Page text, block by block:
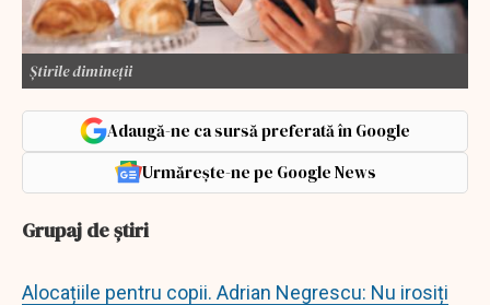
Știrile dimineții
Adaugă-ne ca sursă preferată în Google
Urmărește-ne pe Google News
Grupaj de știri
Alocațiile pentru copii. Adrian Negrescu: Nu irosiți